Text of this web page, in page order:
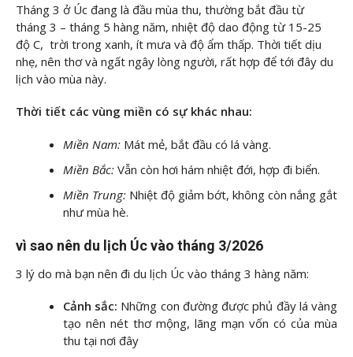
Tháng 3 ở Úc đang là đầu mùa thu, thường bắt đầu từ
tháng 3 – tháng 5 hàng năm, nhiệt độ dao động từ 15-25
độ C, trời trong xanh, ít mưa và độ ẩm thấp. Thời tiết dịu
nhẹ, nên thơ và ngất ngây lòng người, rất hợp để tới đây du
lịch vào mùa này.
Thời tiết các vùng miền có sự khác nhau:
Miền Nam: Mát mẻ, bắt đầu có lá vàng.
Miền Bắc: Vẫn còn hơi hám nhiệt đới, hợp đi biển.
Miền Trung: Nhiệt độ giảm bớt, không còn nắng gắt
như mùa hè.
vì sao nên du lịch Úc vào tháng 3/2026
3 lý do mà bạn nên đi du lịch Úc vào tháng 3 hàng năm:
Cảnh sắc: Những con đường được phủ đầy lá vàng
tạo nên nét thơ mộng, lãng mạn vốn có của mùa
thu tại nơi đây